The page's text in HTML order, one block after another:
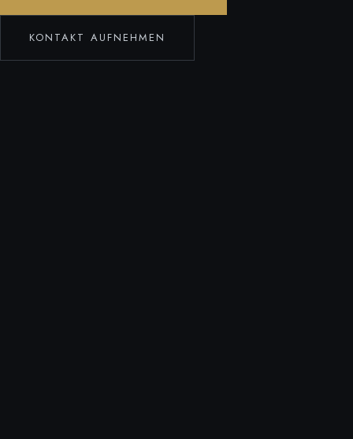
KONTAKT AUFNEHMEN